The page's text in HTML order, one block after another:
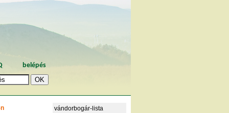
belépés
vándorbogár-lista